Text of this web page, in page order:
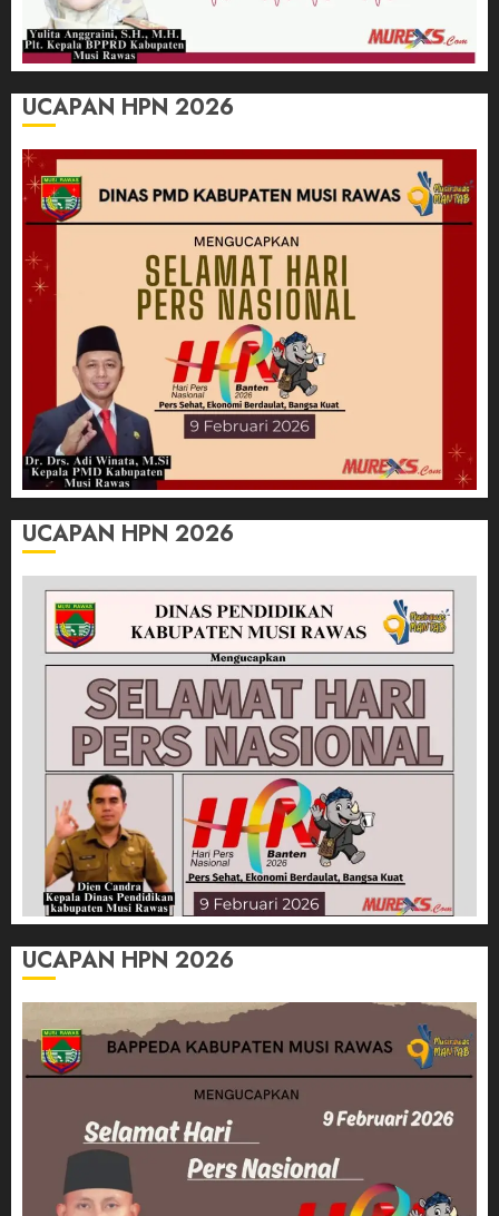
UCAPAN HPN 2026
UCAPAN HPN 2026
UCAPAN HPN 2026